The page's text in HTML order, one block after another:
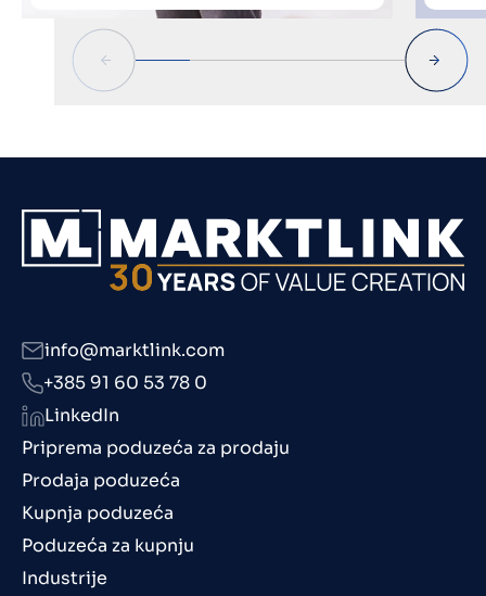
Priprema poduzeća za prodaju
Prodaja poduzeća
Kupnja poduzeća
Poduzeća za kupnju
Industrije
info@marktlink.com
+385 91 60 53 78 0
LinkedIn